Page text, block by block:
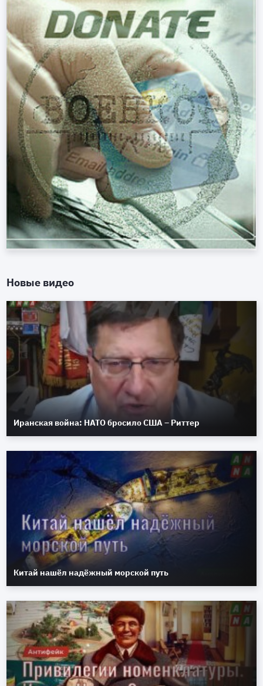
Новые видео
Иранская война: НАТО бросило США – Риттер
Китай нашёл надёжный морской путь